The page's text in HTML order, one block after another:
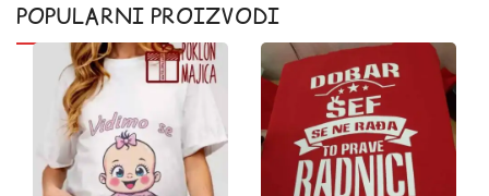
POPULARNI PROIZVODI